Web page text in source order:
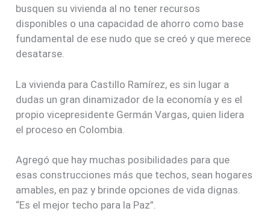
busquen su vivienda al no tener recursos
disponibles o una capacidad de ahorro como base
fundamental de ese nudo que se creó y que merece
desatarse.
La vivienda para Castillo Ramírez, es sin lugar a
dudas un gran dinamizador de la economía y es el
propio vicepresidente Germán Vargas, quien lidera
el proceso en Colombia.
Agregó que hay muchas posibilidades para que
esas construcciones más que techos, sean hogares
amables, en paz y brinde opciones de vida dignas.
“Es el mejor techo para la Paz”.